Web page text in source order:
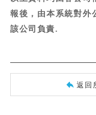
報後，由本系統對外
該公司負責.
返回